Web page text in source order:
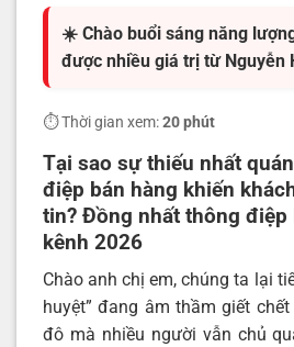
☀️ Chào buổi sáng năng
được nhiều giá trị từ Nguyễn
⏱️ Thời gian xem:20 phút
Tại sao sự thiếu nhất
điệp bán hàng khiến
tin? Đồng nhất thông điệp
kênh 2026
Chào anh chị em, chúng ta lại
huyệt” đang âm thầm giết
đô mà nhiều người vẫn chủ